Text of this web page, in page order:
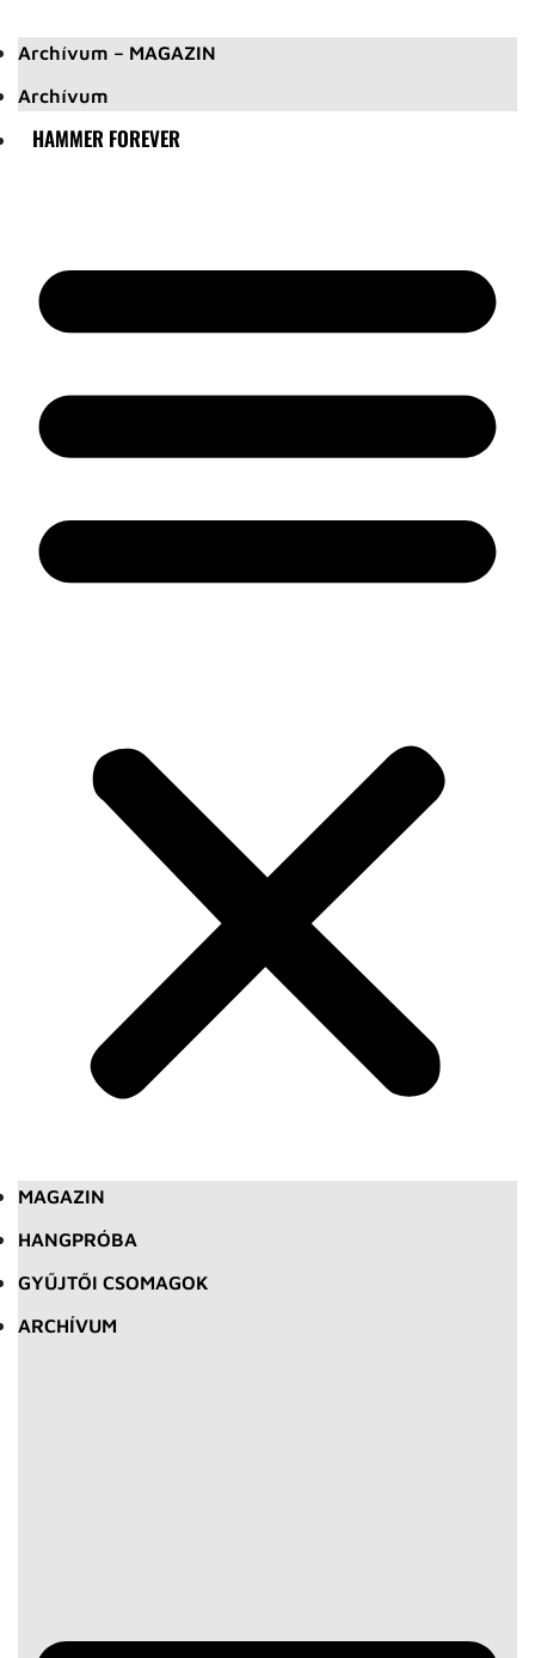
Archívum – MAGAZIN
Archívum
HAMMER FOREVER
MAGAZIN
HANGPRÓBA
GYŰJTŐI CSOMAGOK
ARCHÍVUM